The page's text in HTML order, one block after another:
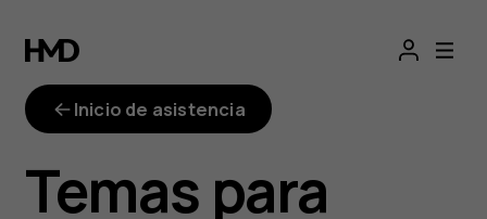
¿Cómo
instalo
las
Inicio de asistencia
Temas para